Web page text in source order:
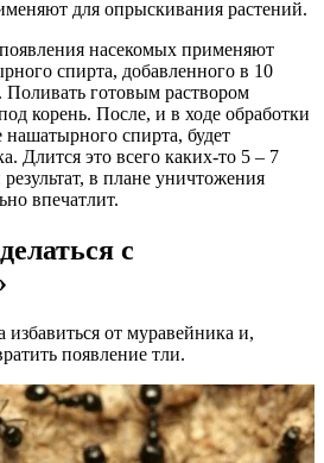
для опрыскивания растений.
насекомых применяют
спирта, добавленного в 10
готовым раствором
корень. После, и в ходе обработки
нашатырного спирта, будет
Длится это всего каких-то 5 – 7
в плане уничтожения
впечатлит.
с
от муравейника и,
появление тли.